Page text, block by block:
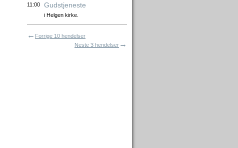
11:00
Gudstjeneste
i Helgen kirke.
← Forrige 10 hendelser
Neste 3 hendelser →